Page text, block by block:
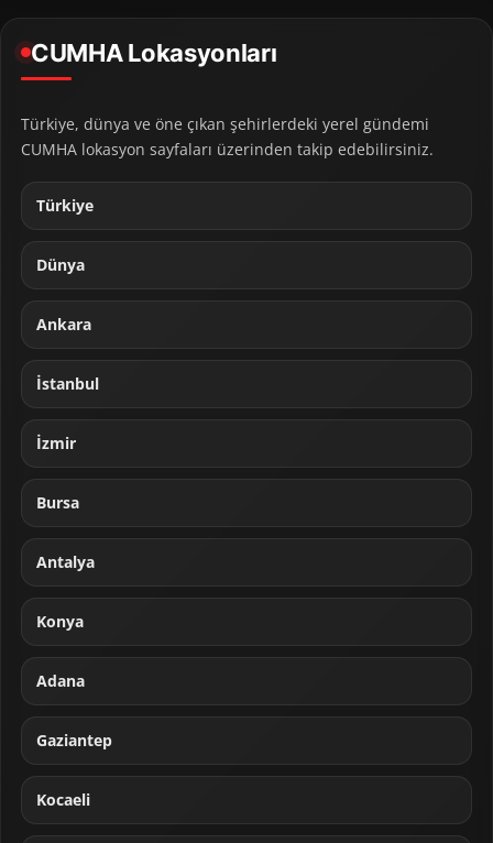
CUMHA Lokasyonları
Türkiye, dünya ve öne çıkan şehirlerdeki yerel gündemi
CUMHA lokasyon sayfaları üzerinden takip edebilirsiniz.
Türkiye
Dünya
Ankara
İstanbul
İzmir
Bursa
Antalya
Konya
Adana
Gaziantep
Kocaeli